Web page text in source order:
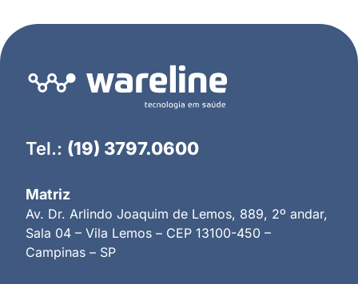
Tel.: (19) 3797.0600
Matriz
Av. Dr. Arlindo Joaquim de Lemos, 889, 2º andar,
Sala 04 – Vila Lemos – CEP 13100-450 –
Campinas – SP